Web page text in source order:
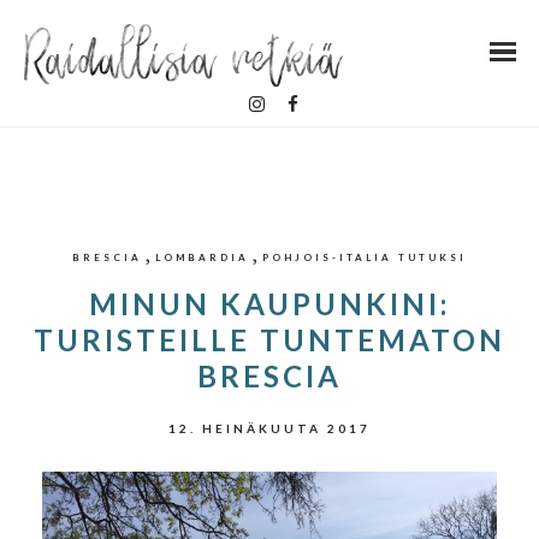
BRESCIA , LOMBARDIA , POHJOIS-ITALIA TUTUKSI
MINUN KAUPUNKINI:
TURISTEILLE TUNTEMATON
BRESCIA
12. HEINÄKUUTA 2017